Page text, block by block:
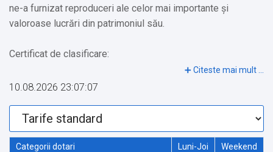
ne-a furnizat reproduceri ale celor mai importante și
valoroase lucrări din patrimoniul său.
Certificat de clasificare:
-37409/20.12.2023 - CAMERE DE ÎNCHIRIAT - PROSPERIN
SRL/CUI: 48713602 - 4 Camere/8 Locuri
KOTOR GASTRO SRL/CUI: 35356540 - 2 Camere/4 Locuri
-19772/21.05.2019 - CAMERE DE ÎNCHIRIAT - KOTOR
GASTRO SRL/CUI: 35356540 - 2 Camere/4 Locuri
10.08.2026 23:07:07
Categorii dotari Luni-Joi Weekend